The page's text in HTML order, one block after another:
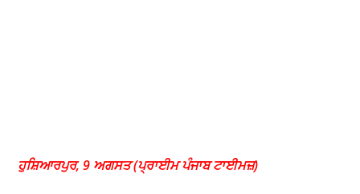
ਹੁਸ਼ਿਆਰਪੁਰ, 9 ਅਗਸਤ (ਪ੍ਰਾਈਮ ਪੰਜਾਬ ਟਾਈਮਜ਼)